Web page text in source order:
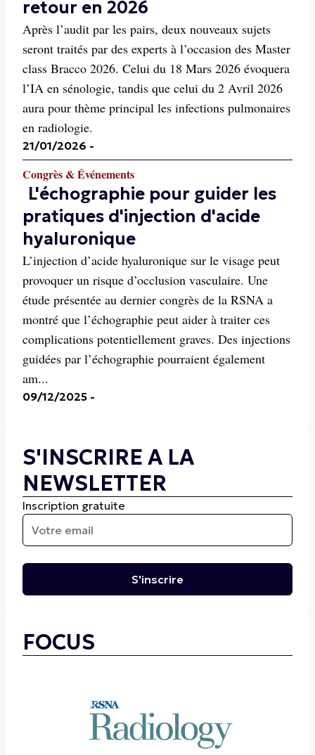
retour en 2026
Après l’audit par les pairs, deux nouveaux sujets
seront traités par des experts à l’occasion des Master
class Bracco 2026. Celui du 18 Mars 2026 évoquera
l’IA en sénologie, tandis que celui du 2 Avril 2026
aura pour thème principal les infections pulmonaires
en radiologie.
21/01/2026 -
Congrès & Événements
L'échographie pour guider les
pratiques d'injection d'acide
hyaluronique
L’injection d’acide hyaluronique sur le visage peut
provoquer un risque d’occlusion vasculaire. Une
étude présentée au dernier congrès de la RSNA a
montré que l’échographie peut aider à traiter ces
complications potentiellement graves. Des injections
guidées par l’échographie pourraient également
am...
09/12/2025 -
S'INSCRIRE A LA
NEWSLETTER
Inscription gratuite
S'inscrire
FOCUS